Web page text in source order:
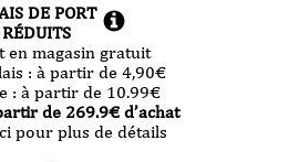
DE PORT
RÉDUITS
en magasin gratuit
: à partir de 4,90€
: à partir de 10.99€
de 269.9€ d’achat
pour plus de détails